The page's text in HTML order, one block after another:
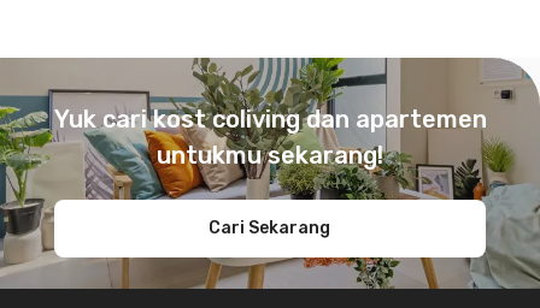
Yuk cari kost coliving dan apartemen
untukmu sekarang!
Cari Sekarang